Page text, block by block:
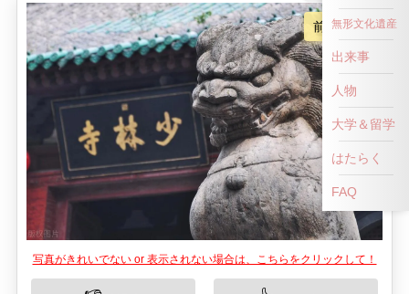
前へ戻る
写真がきれいでない or 表示されない場合は、こちらをクリックして！
無形文化遺産
出来事
人物
大学＆留学
はたらく
FAQ